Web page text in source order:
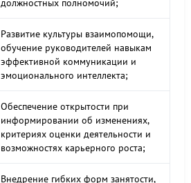
должностных полномочий;
Развитие культуры взаимопомощи,
обучение руководителей навыкам
эффективной коммуникации и
эмоционального интеллекта;
Обеспечение открытости при
информировании об изменениях,
критериях оценки деятельности и
возможностях карьерного роста;
Внедрение гибких форм занятости,